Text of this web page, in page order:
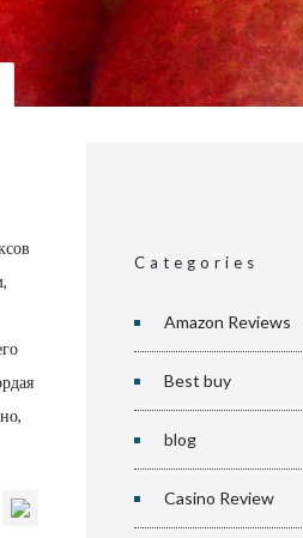
Categories
Amazon Reviews
Best buy
blog
Casino Review